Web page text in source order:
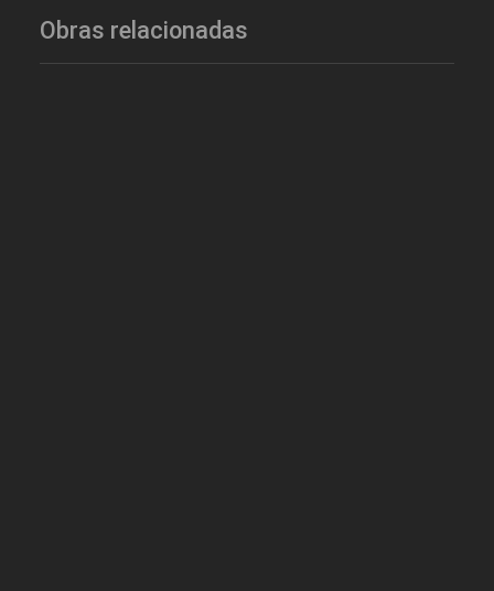
Obras relacionadas